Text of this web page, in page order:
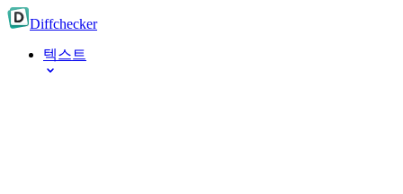
Diffchecker
텍스트